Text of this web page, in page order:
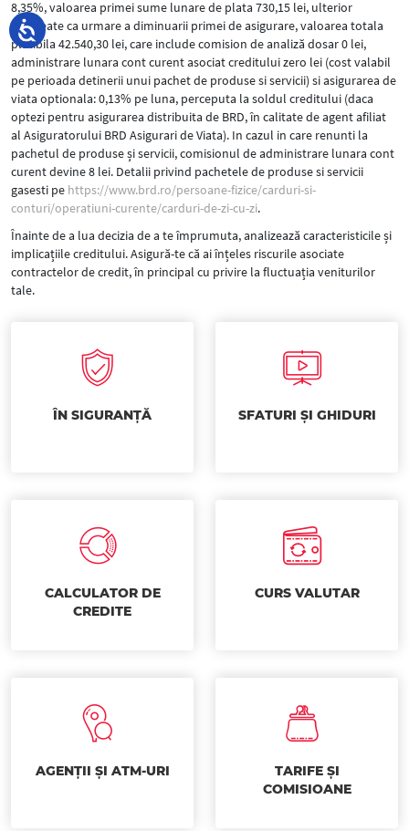
8,35%, valoarea primei sume lunare de plata 730,15 lei, ulterior
descreate ca urmare a diminuarii primei de asigurare, valoarea totala
platibila 42.540,30 lei, care include comision de analiză dosar 0 lei,
administrare lunara cont curent asociat creditului zero lei (cost valabil
pe perioada detinerii unui pachet de produse si servicii) si asigurarea de
viata optionala: 0,13% pe luna, perceputa la soldul creditului (daca
optezi pentru asigurarea distribuita de BRD, în calitate de agent afiliat
al Asiguratorului BRD Asigurari de Viata). In cazul in care renunti la
pachetul de produse și servicii, comisionul de administrare lunara cont
curent devine 8 lei. Detalii privind pachetele de produse si servicii
gasesti pe https://www.brd.ro/persoane-fizice/carduri-si-
conturi/operatiuni-curente/carduri-de-zi-cu-zi.
Înainte de a lua decizia de a te împrumuta, analizează caracteristicile și
implicațiile creditului. Asigură-te că ai înțeles riscurile asociate
contractelor de credit, în principal cu privire la fluctuația veniturilor
tale.
ÎN SIGURANȚĂ SFATURI ȘI GHIDURI
CALCULATOR DE
CREDITE
CURS VALUTAR
AGENȚII ȘI ATM-URI
TARIFE ȘI
COMISIOANE